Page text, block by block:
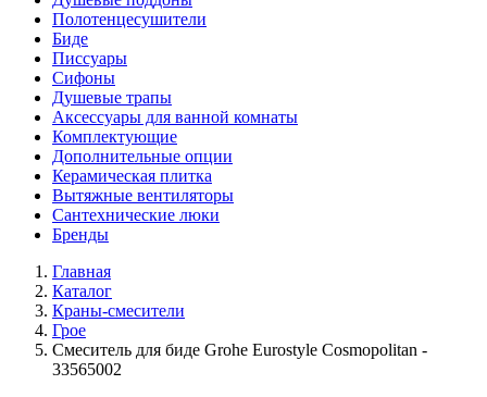
Полотенцесушители
Биде
Писсуары
Сифоны
Душевые трапы
Аксессуары для ванной комнаты
Комплектующие
Дополнительные опции
Керамическая плитка
Вытяжные вентиляторы
Сантехнические люки
Бренды
Главная
Каталог
Краны-смесители
Грое
Смеситель для биде Grohe Eurostyle Cosmopolitan -
33565002